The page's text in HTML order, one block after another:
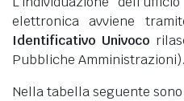
elettronica avviene
Identificativo Univoco
Pubbliche Amministrazioni).
Nella tabella seguente